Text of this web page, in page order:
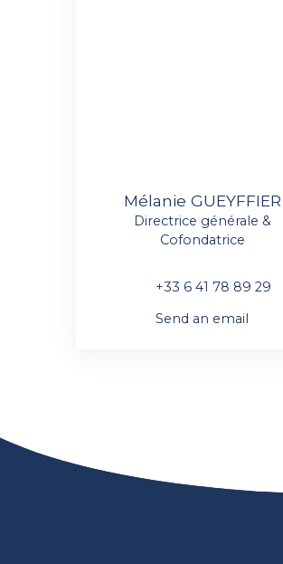
Mélanie GUEYFFIER
Directrice générale &
Cofondatrice
+33 6 41 78 89 29
Send an email